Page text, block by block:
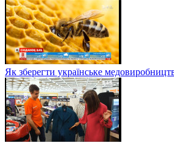
Як зберегти українське